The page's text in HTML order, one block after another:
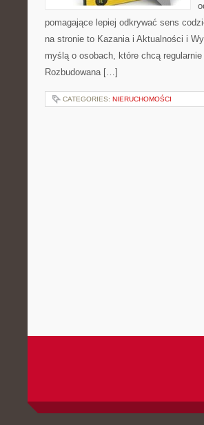
pomagające lepiej odkrywać sens
na stronie to Kazania i Aktualności i
myślą o osobach, które chcą
Rozbudowana […]
CATEGORIES: NIERUCHOMOŚCI